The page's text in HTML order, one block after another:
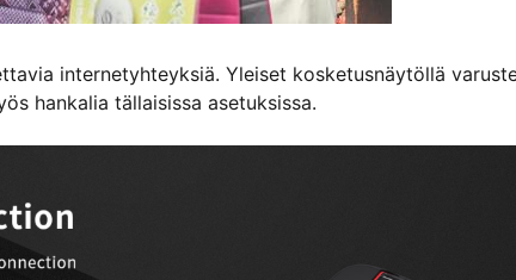
internetyhteyksiä. Yleiset kosketusnäytöllä
hankalia tällaisissa asetuksissa.